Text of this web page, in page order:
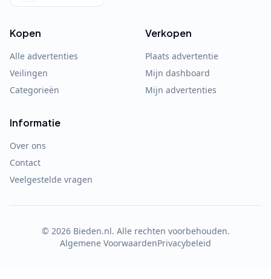
Kopen
Alle advertenties
Veilingen
Categorieën
Verkopen
Plaats advertentie
Mijn dashboard
Mijn advertenties
Informatie
Over ons
Contact
Veelgestelde vragen
© 2026Bieden.nl. Alle rechten voorbehouden.
Algemene VoorwaardenPrivacybeleid